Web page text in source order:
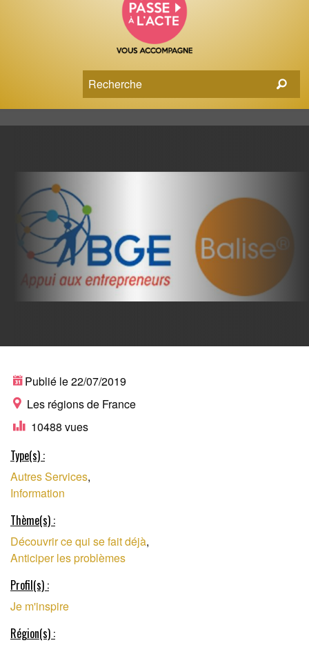
PLATEFORME DE
TÉMOIGNAGES
D'ENTREPRENEURS
Publié le 22/07/2019
Les régions de France
10488 vues
Type(s) :
Autres Services,
Information
Thème(s) :
Découvrir ce qui se fait déjà,
Anticiper les problèmes
Profil(s) :
Je m'inspire
Région(s) :